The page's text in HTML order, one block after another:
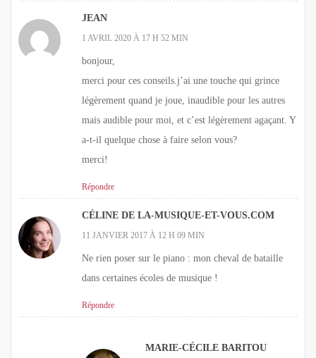
JEAN
1 AVRIL 2020 À 17 H 52 MIN
bonjour,
merci pour ces conseils.j’ai une touche qui grince
légèrement quand je joue, inaudible pour les autres
mais audible pour moi, et c’est légèrement agaçant. Y
a-t-il quelque chose à faire selon vous?
merci!
Répondre
CÉLINE DE LA-MUSIQUE-ET-VOUS.COM
11 JANVIER 2017 À 12 H 09 MIN
Ne rien poser sur le piano : mon cheval de bataille
dans certaines écoles de musique !
Répondre
MARIE-CÉCILE BARITOU